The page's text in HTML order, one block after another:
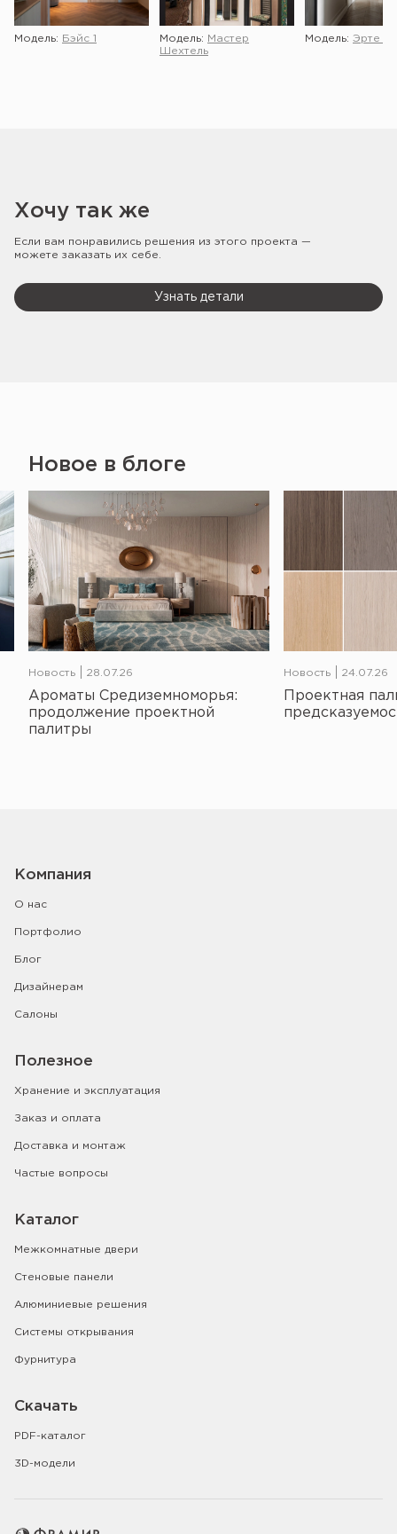
Модель: Бэйс 1 Модель:
Мастер
Шехтель
Модель: Эрте 2
Хочу так же
Если вам понравились решения из этого проекта —
можете заказать их себе.
Узнать детали
Новое в блоге
Новость 28.07.26
Ароматы Средиземноморья:
продолжение проектной
палитры
Новость 24.07.26
Проектная
Компания
О нас
Портфолио
Блог
Дизайнерам
Салоны
Полезное
Хранение и эксплуатация
Заказ и оплата
Доставка и монтаж
Частые вопросы
Каталог
Межкомнатные двери
Стеновые панели
Алюминиевые решения
Системы открывания
Фурнитура
Скачать
PDF-каталог
3D-модели